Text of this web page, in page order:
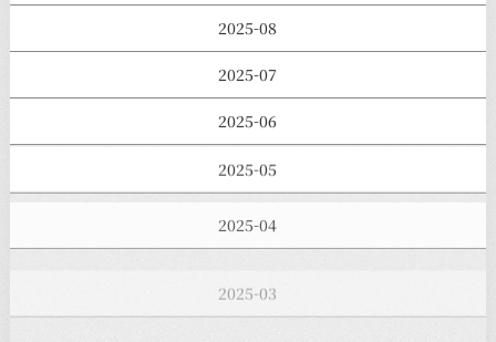
2025-08
2025-07
2025-06
2025-05
2025-02